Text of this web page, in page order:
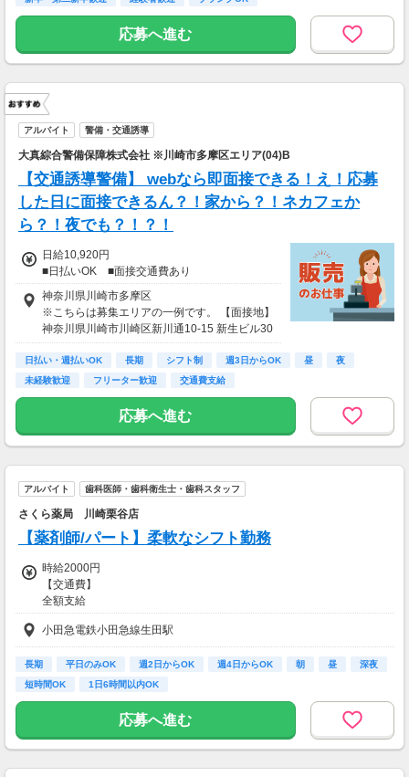
応募へ進む
アルバイト 警備・交通誘導
大真綜合警備保障株式会社 ※川崎市多摩区エリア(04)B
【交通誘導警備】 webなら即面接できる！え！応募
した日に面接できるん？！家から？！ネカフェか
ら？！夜でも？！？！
日給10,920円
■日払いOK ■面接交通費あり
神奈川県川崎市多摩区
※こちらは募集エリアの一例です。 【面接地】
神奈川県川崎市川崎区新川通10-15 新生ビル30
3
日払い・週払いOK 長期 シフト制 週3日からOK 昼
夜
未経験歓迎
フリーター歓迎 交通費支給
応募へ進む
アルバイト 歯科医師・歯科衛生士・歯科スタッフ
さくら薬局 川崎栗谷店
【薬剤師/パート】柔軟なシフト勤務
時給2000円
【交通費】
全額支給
小田急電鉄小田急線生田駅
長期 平日のみOK 週2日からOK 週4日からOK 朝 昼
深夜
短時間OK
1日6時間以内OK
応募へ進む